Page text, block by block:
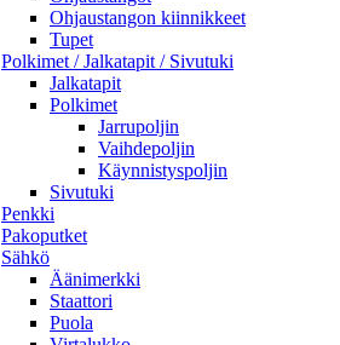
Ohjaustangon kiinnikkeet
Tupet
Polkimet / Jalkatapit / Sivutuki
Jalkatapit
Polkimet
Jarrupoljin
Vaihdepoljin
Käynnistyspoljin
Sivutuki
Penkki
Pakoputket
Sähkö
Äänimerkki
Staattori
Puola